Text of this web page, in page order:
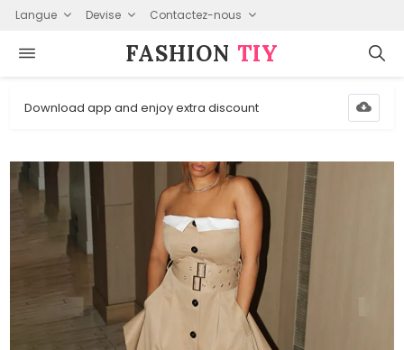
Langue Devise Contactez-nous
FASHION⁠ TIY
Download app and enjoy extra discount